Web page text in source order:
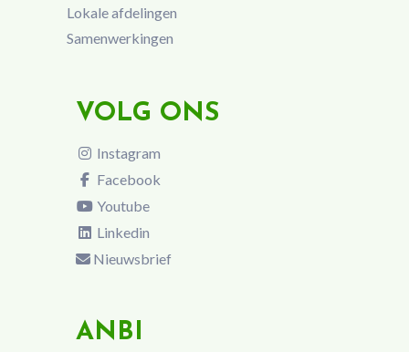
Lokale afdelingen
Samenwerkingen
VOLG ONS
Instagram
Facebook
Youtube
Linkedin
Nieuwsbrief
ANBI